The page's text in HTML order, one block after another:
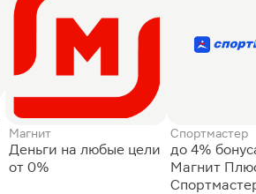
Магнит
Деньги на любые цели
от 0%
Спортмастер
до 4%
Магнит